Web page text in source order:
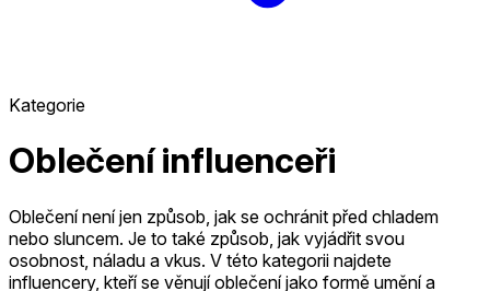
Kategorie
Oblečení influenceři
Oblečení není jen způsob, jak se ochránit před chladem
nebo sluncem. Je to také způsob, jak vyjádřit svou
osobnost, náladu a vkus. V této kategorii najdete
influencery, kteří se věnují oblečení jako formě umění a